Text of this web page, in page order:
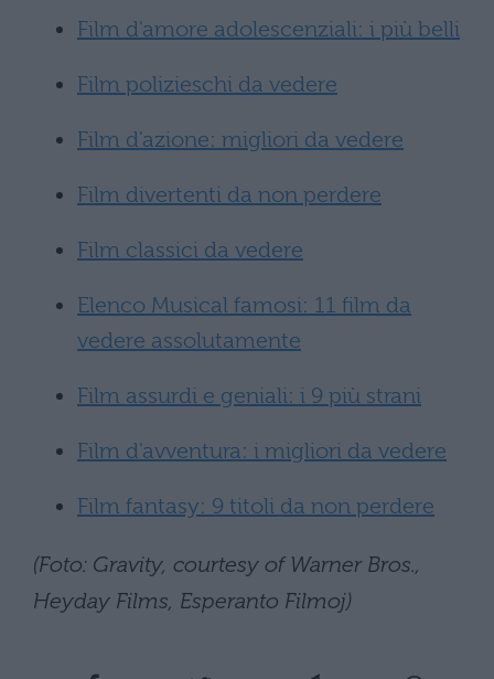
Film d'amore adolescenziali: i più belli
Film polizieschi da vedere
Film d'azione: migliori da vedere
Film divertenti da non perdere
Film classici da vedere
Elenco Musical famosi: 11 film da
vedere assolutamente
Film assurdi e geniali: i 9 più strani
Film d'avventura: i migliori da vedere
Film fantasy: 9 titoli da non perdere
(Foto: Gravity, courtesy of Warner Bros.,
Heyday Films, Esperanto Filmoj)